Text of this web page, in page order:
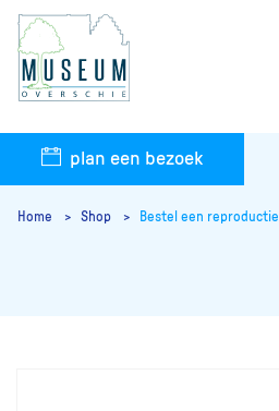
plan een bezoek
Home Shop Bestel een reproductie